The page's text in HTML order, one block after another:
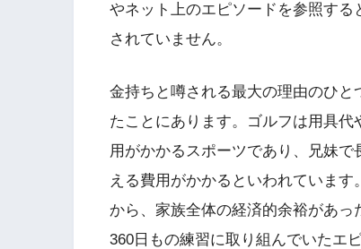
やネット上のエピソードを参照す
されていません。
金持ちと噂される最大の理由のひ
たことにあります。ゴルフは用具
用がかかるスポーツであり、兄妹
える費用がかかるといわれていま
から、家族全体の経済的余裕があ
360日もの練習に取り組んでいたエ